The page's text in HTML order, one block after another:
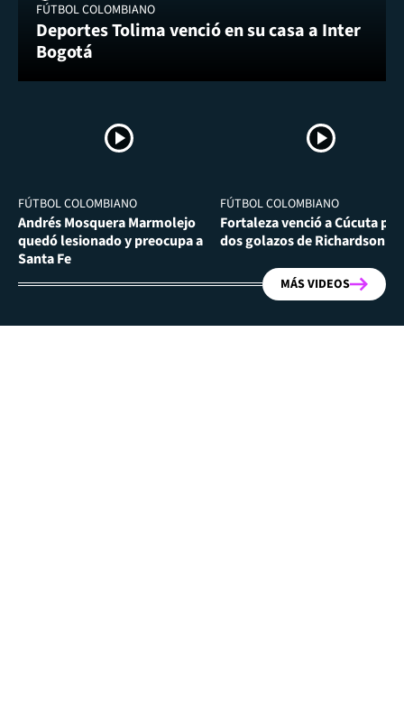
FÚTBOL COLOMBIANO
Deportes Tolima venció en su casa a Inter
Bogotá
FÚTBOL COLOMBIANO
Andrés Mosquera Marmolejo
quedó lesionado y preocupa a
Santa Fe
FÚTBOL COLOMBIANO
Fortaleza venció a Cúcuta por
dos golazos de Richardson
MÁS VIDEOS